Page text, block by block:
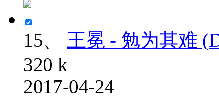
15、
王冕 - 勉为其难
320 k
2017-04-24